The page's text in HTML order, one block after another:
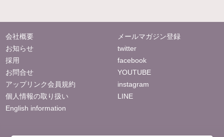
会社概要
お知らせ
採用
お問合せ
アップリンク会員規約
個人情報の取り扱い
English information
メールマガジン登録
twitter
facebook
YOUTUBE
instagram
LINE